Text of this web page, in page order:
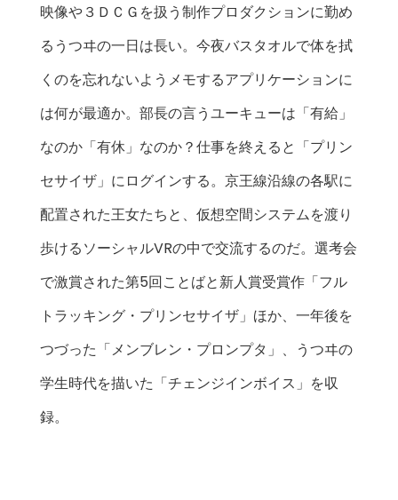
映像や３ＤＣＧを扱う制作プロダクションに勤め
るうつヰの一日は長い。今夜バスタオルで体を拭
くのを忘れないようメモするアプリケーションに
は何が最適か。部長の言うユーキューは「有給」
なのか「有休」なのか？仕事を終えると「プリン
セサイザ」にログインする。京王線沿線の各駅に
配置された王女たちと、仮想空間システムを渡り
歩けるソーシャルVRの中で交流するのだ。選考会
で激賞された第5回ことばと新人賞受賞作「フル
トラッキング・プリンセサイザ」ほか、一年後を
つづった「メンブレン・プロンプタ」、うつヰの
学生時代を描いた「チェンジインボイス」を収
録。